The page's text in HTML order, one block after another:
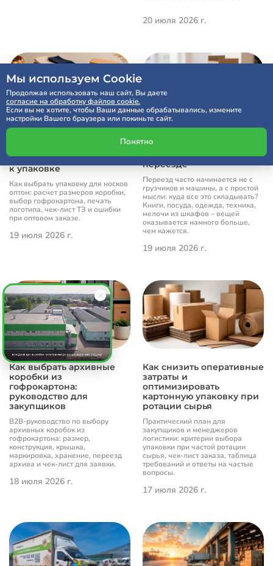
20 июля 2026 г.
Как выбрать коробку для
материалы и требования
к упаковке
Как выбрать упаковку для носков
оптом: расчет размеров коробки,
выбор гофрокартона, печать
логотипа, чек-лист ТЗ и ошибки
при оптовом заказе.
19 июля 2026 г.
Большая картонная
коробка как помощник в
переезде
Переезд часто начинается не с
грузчиков и машины, а с простой
мысли: куда все это складывать?
Книги, посуда, одежда, техника,
мелочи из шкафов – вещей
оказывается намного больше,
чем кажется.
19 июля 2026 г.
Как выбрать архивные
коробки из
гофрокартона:
руководство для
закупщиков
B2B-руководство по выбору
архивных коробок из
гофрокартона: размер,
конструкция, крышка,
маркировка, хранение, переезд
архива и чек-лист для заявки.
18 июля 2026 г.
Как снизить оперативные
затраты и
оптимизировать
картонную упаковку при
ротации сырья
Практический план для
закупщиков и менеджеров
логистики: критерии выбора
упаковки при частой ротации
сырья, чек-лист заказа, таблица
требований и ответы на частые
вопросы.
17 июля 2026 г.
Мы используем Cookie
Продолжая использовать наш сайт, Вы даете
согласие на обработку файлов cookie.
Если вы не хотите, чтобы Ваши данные обрабатывались, измените
настройки Вашего браузера или покиньте сайт.
Понятно